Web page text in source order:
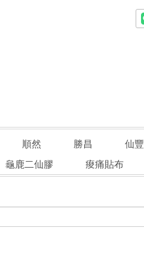
順然 勝昌 仙豐
龜鹿二仙膠 痠痛貼布